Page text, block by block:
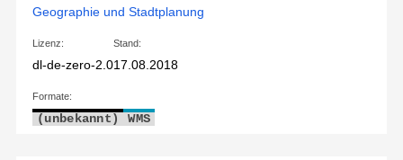
Geographie und Stadtplanung
Lizenz:
dl-de-zero-2.0
Stand:
17.08.2018
Formate:
(unbekannt) WMS